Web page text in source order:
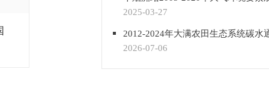
2025-03-27
2026-07-06